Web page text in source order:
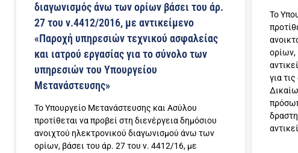
διαγωνισμός άνω των ορίων βάσει του άρ.
27 του ν.4412/2016, με αντικείμενο
«Παροχή υπηρεσιών τεχνικού ασφαλείας
και ιατρού εργασίας για το σύνολο των
υπηρεσιών του Υπουργείου
Μετανάστευσης»
Το Υπουργείο Μετανάστευσης και Ασύλου
προτίθεται να προβεί στη διενέργεια δημόσιου
ανοιχτού ηλεκτρονικού διαγωνισμού άνω των
ορίων, βάσει του άρ. 27 του ν. 4412/16, με
Το
ορίων,
για